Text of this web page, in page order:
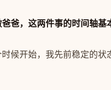
爸，这两件事的时间轴基
候开始，我先前稳定的状